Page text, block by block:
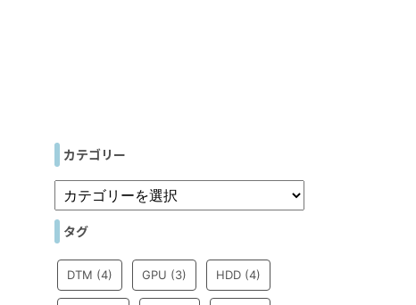
カテゴリー
タグ
DTM (4) GPU (3) HDD (4)